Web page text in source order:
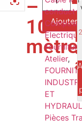
–
10 Ajouter
Fourniture
Atelier,
ET
Pièces